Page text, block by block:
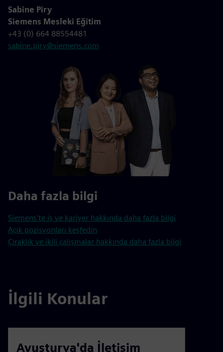
Sabine Piry
Siemens Mesleki Eğitim
+43 (0) 664 88554481
sabine.piry@siemens.com
Daha fazla bilgi
Siemens'te iş ve kariyer hakkında daha fazla bilgi
Açık pozisyonları keşfedin
Çıraklık ve ikili çalışmalar hakkında daha fazla bilgi
İlgili Konular
Avusturya'da İletişim